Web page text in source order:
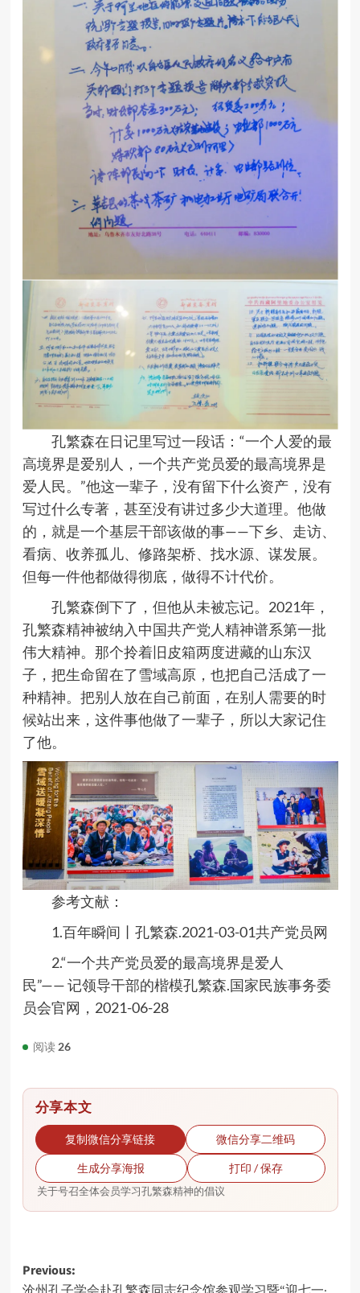
孔繁森在日记里写过一段话： “一个人爱的最
高境界是爱别人，一个共产党员爱的最高境界是
爱人民。 ”他这一辈子，没有留下什么资产，没有
写过什么专著，甚至没有讲过多少大道理。他做
的，就是一个基层干部该做的事——下乡、走访、
看病、收养孤儿、修路架桥、找水源、谋发展。
但每一件他都做得彻底，做得不计代价。
孔繁森倒下了，但他从未被忘记。 2021年，
孔繁森精神被纳入中国共产党人精神谱系第一批
伟大精神。那个拎着旧皮箱两度进藏的山东汉
子，把生命留在了雪域高原，也把自己活成了一
种精神。把别人放在自己前面，在别人需要的时
候站出来，这件事他做了一辈子，所以大家记住
了他。
参考文献：
1.百年瞬间丨孔繁森.2021-03-01共产党员网
2.“一个共产党员爱的最高境界是爱人
民”——记领导干部的楷模孔繁森.国家民族事务委
员会官网， 2021-06-28
阅读 26
分享本文
复制微信分享链接 微信分享二维码
生成分享海报 打印 / 保存
关于号召全体会员学习孔繁森精神的倡议
Post
Previous: